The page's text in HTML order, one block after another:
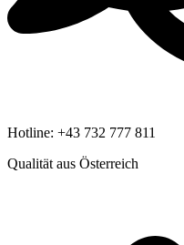
Hotline: +43 732 777 811
Qualität aus Österreich